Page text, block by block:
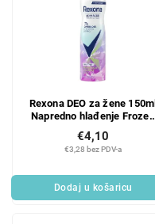
Rexona DEO za žene 150ml
Napredno hlađenje Frozen
€3,28 bez PDV-a
€4,10
Dodaj u košaricu